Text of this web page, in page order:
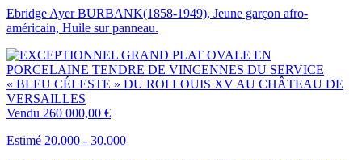
Ebridge Ayer BURBANK(1858-1949), Jeune garçon afro-
américain, Huile sur panneau.
Vendu 260 000,00 €
Estimé 20.000 - 30.000